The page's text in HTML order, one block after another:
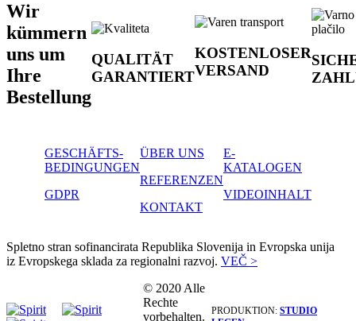
Wir
kümmern
uns um
Ihre
Bestellung
QUALITÄT
GARANTIERT
KOSTENLOSER
VERSAND
GESCHÄFTS-
BEDINGUNGEN
GDPR
ÜBER UNS
REFERENZEN
KONTAKT
E-
KATALOGEN
VIDEOINHALT
Spletno stran sofinancirata Republika Slovenija in Evropska unija
iz Evropskega sklada za regionalni razvoj. VEČ >
© 2020 Alle
Rechte
vorbehalten.
PRODUKTION: STUDIO